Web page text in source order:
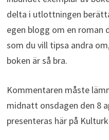
delta i utlottningen
egen blogg om en roman
som du vill tipsa andra
boken är så bra.
Kommentaren måste
midnatt onsdagen den 8
presenteras här på